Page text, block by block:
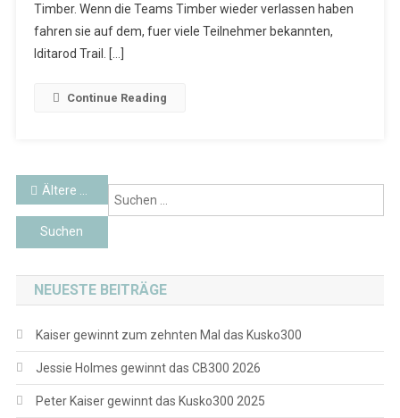
Timber. Wenn die Teams Timber wieder verlassen haben
fahren sie auf dem, fuer viele Teilnehmer bekannten,
Iditarod Trail. […]
Continue Reading
Beitragsnavigation
Ältere Beiträge
NEUESTE BEITRÄGE
Kaiser gewinnt zum zehnten Mal das Kusko300
Jessie Holmes gewinnt das CB300 2026
Peter Kaiser gewinnt das Kusko300 2025